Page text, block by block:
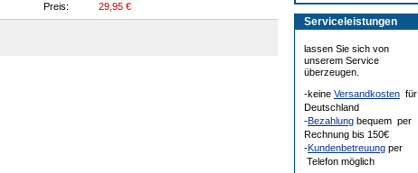
Preis:
29,95 €
Serviceleistungen
lassen Sie sich von
unserem Service
überzeugen.
-keine Versandkosten für
Deutschland
-Bezahlung bequem per
Rechnung bis 150€
-Kundenbetreuung per
Telefon möglich